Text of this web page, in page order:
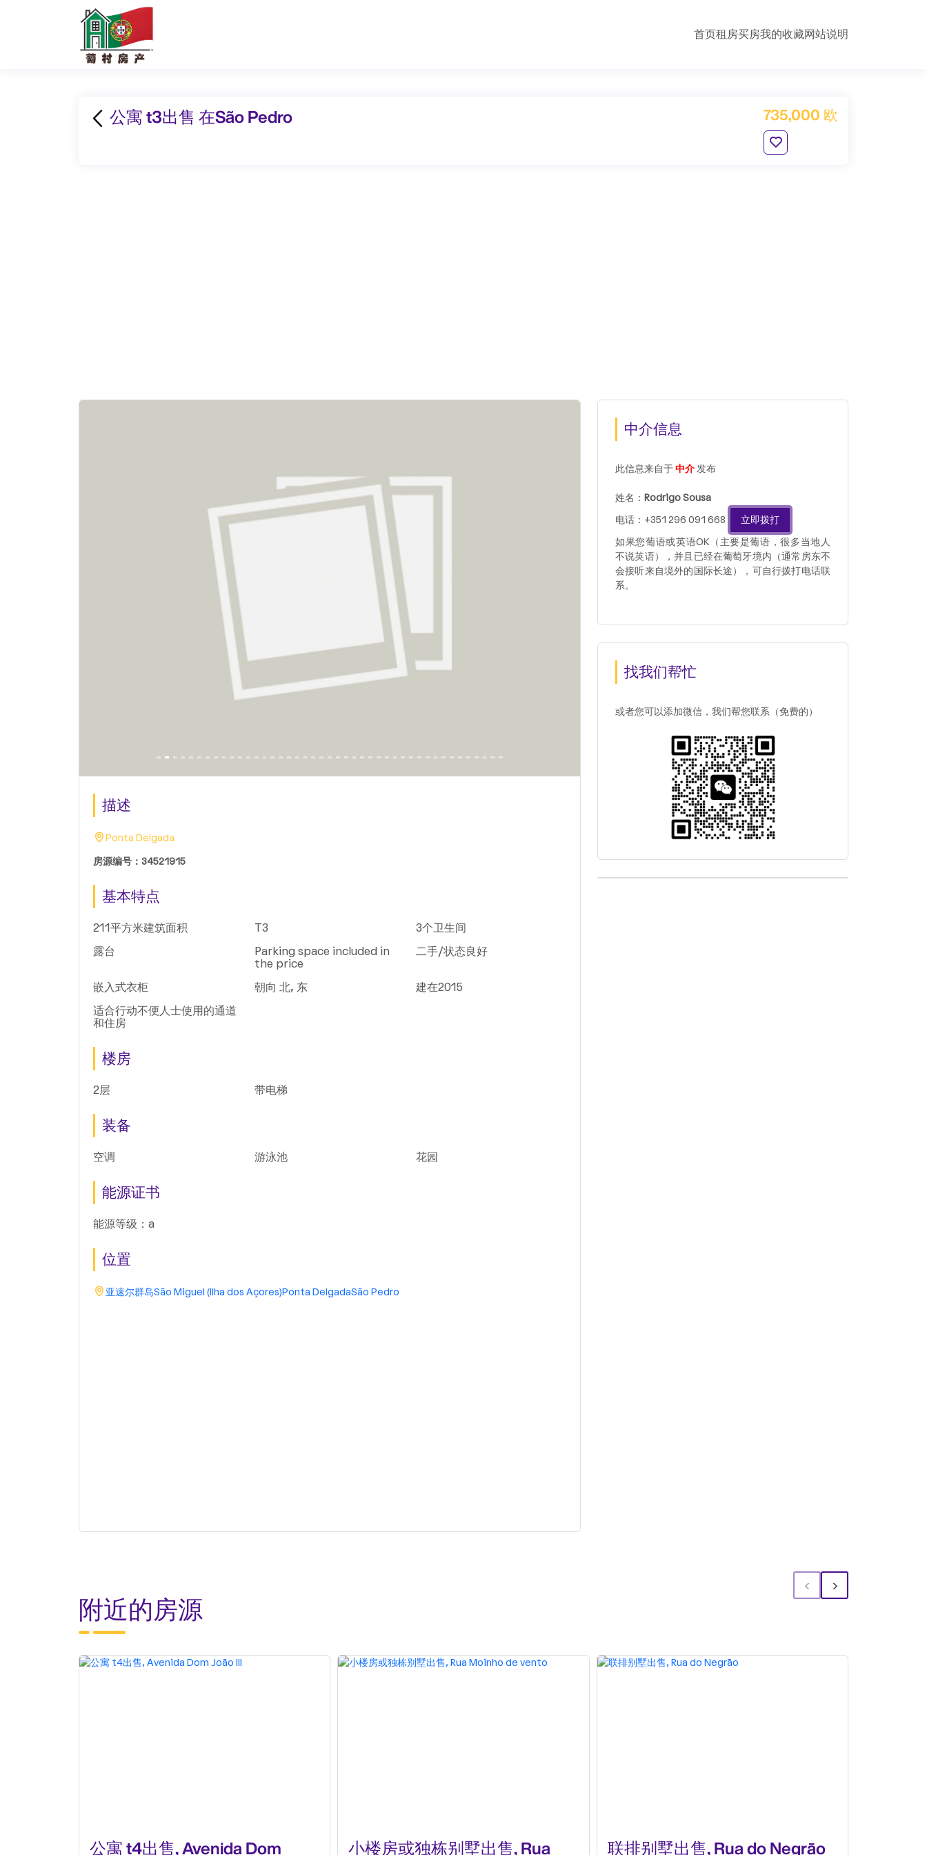
首页租房买房我的收藏网站说明
公寓 t3出售 在São Pedro 735,000 欧
描述
Ponta Delgada
房源编号：34521915
基本特点
211平方米建筑面积 T3
3个卫生间
露台
Parking space included in
the price
二手/状态良好
嵌入式衣柜 朝向 北, 东
建在2015
适合行动不便人士使用的通道
和住房
楼房
2层 带电梯
装备
空调 游泳池 花园
能源证书
能源等级：a
位置
亚速尔群岛São Miguel (Ilha dos Açores)Ponta DelgadaSão Pedro
中介信息
此信息来自于中介发布
姓名： Rodrigo Sousa
电话：+351 296 091 668
立即拨打
如果您葡语或英语OK（主要是葡语，很多当地人
不说英语），并且已经在葡萄牙境内（通常房东不
会接听来自境外的国际长途），可自行拨打电话联
系。
找我们帮忙
或者您可以添加微信，我们帮您联系（免费的）
附近的房源
公寓 t4出售, Avenida Dom 小楼房或独栋别墅出售, Rua 联排别墅出售, Rua do Negrāo
‹ ›